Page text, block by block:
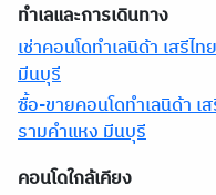
ทำเลและการเดินทาง
เช่าคอนโดทำเลนิด้า เสรี
มีนบุรี
ซื้อ-ขายคอนโดทำเลนิด้า เ
รามคำแหง มีนบุรี
คอนโดใกล้เคียง